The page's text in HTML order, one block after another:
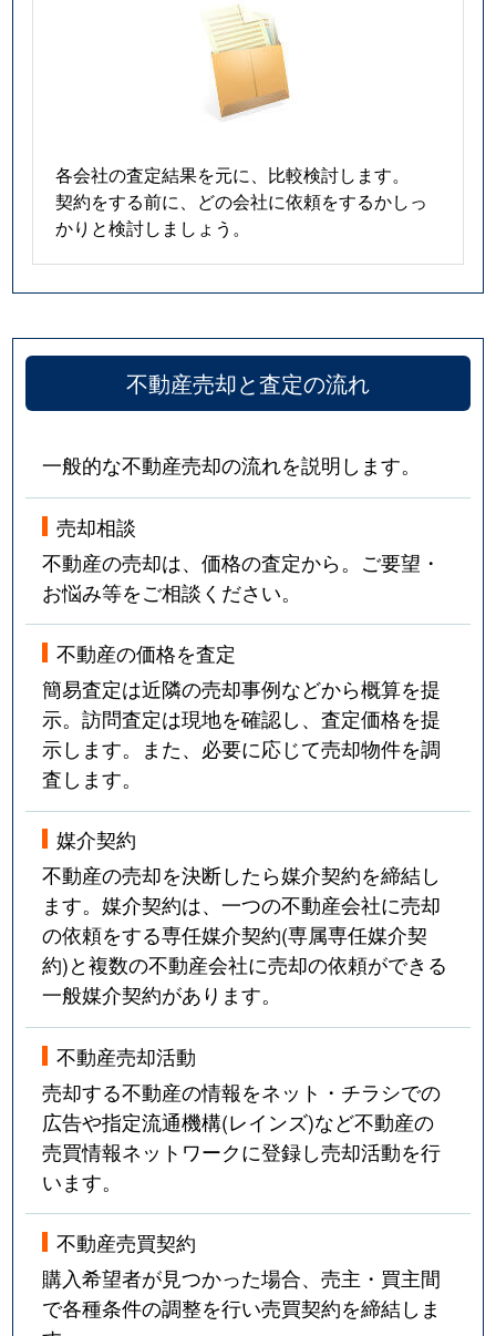
各会社の査定結果を元に、比較検討します。
契約をする前に、どの会社に依頼をするかしっ
かりと検討しましょう。
不動産売却と査定の流れ
一般的な不動産売却の流れを説明します。
売却相談
不動産の売却は、価格の査定から。ご要望・
お悩み等をご相談ください。
不動産の価格を査定
簡易査定は近隣の売却事例などから概算を提
示。訪問査定は現地を確認し、査定価格を提
示します。また、必要に応じて売却物件を調
査します。
媒介契約
不動産の売却を決断したら媒介契約を締結し
ます。媒介契約は、一つの不動産会社に売却
の依頼をする専任媒介契約(専属専任媒介契
約)と複数の不動産会社に売却の依頼ができる
一般媒介契約があります。
不動産売却活動
売却する不動産の情報をネット・チラシでの
広告や指定流通機構(レインズ)など不動産の
売買情報ネットワークに登録し売却活動を行
います。
不動産売買契約
購入希望者が見つかった場合、売主・買主間
で各種条件の調整を行い売買契約を締結しま